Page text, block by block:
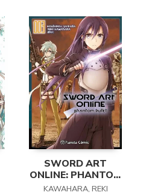
SWORD ART
ONLINE: PHANTOM
BULLET 03
KAWAHARA, REKI